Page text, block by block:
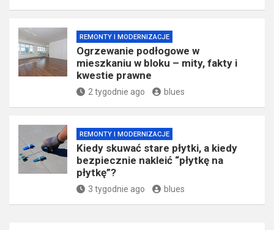
REMONTY I MODERNIZACJE
Ogrzewanie podłogowe w
mieszkaniu w bloku – mity, fakty i
kwestie prawne
2 tygodnie ago blues
REMONTY I MODERNIZACJE
Kiedy skuwać stare płytki, a kiedy
bezpiecznie nakleić “płytkę na
płytkę”?
3 tygodnie ago blues